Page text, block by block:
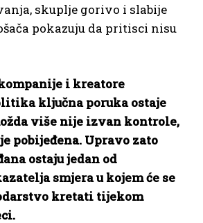
skuplje gorivo i slabije
pokazuju da pritisci nisu
i kreatore
ključna poruka ostaje
više nije izvan kontrole,
pobijeđena. Upravo zato
ostaju jedan od
smjera u kojem će se
kretati tijekom